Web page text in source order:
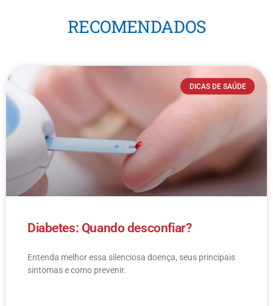
RECOMENDADOS
DICAS DE SAÚDE
Diabetes: Quando desconfiar?
Entenda melhor essa silenciosa doença, seus principais
sintomas e como prevenir.